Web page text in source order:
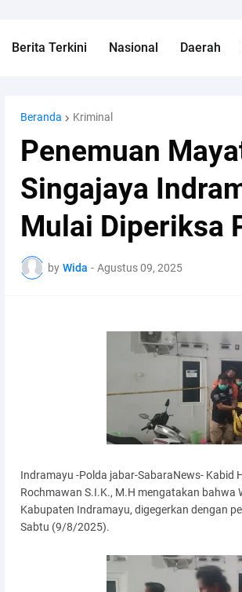
Berita Terkini Nasional Daerah
Beranda Kriminal
Penemuan
Singajaya
Mulai Diperiksa
by Wida - Agustus 09, 2025
Indramayu -Polda jabar-SabaraNews- Kabid
Rochmawan S.I.K., M.H mengatakan bahwa
Kabupaten Indramayu, digegerkan dengan
Sabtu (9/8/2025).